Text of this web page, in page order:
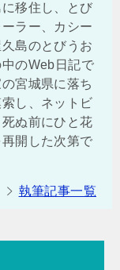
移住し、とび
ラー、カシー
島のとびうお
のWeb日記で
宮城県に落ち
し、ネットビ
ぬ前にひと花
開した次第で
執筆記事一覧